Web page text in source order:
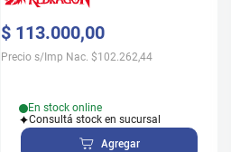
$ 113.000,00
Precio s/Imp Nac. $102.262,44
En stock online
Consultá stock en sucursal
Agregar